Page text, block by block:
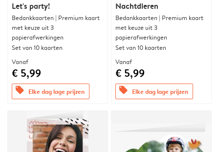
Let's party!
Bedankkaarten | Premium kaart
met keuze uit 3
papierafwerkingen
Set van 10 kaarten
Vanaf
€ 5,99
offers Elke dag lage prijzen
Nachtdieren
Bedankkaarten | Premium kaart
met keuze uit 3
papierafwerkingen
Set van 10 kaarten
Vanaf
€ 5,99
offers Elke dag lage prijzen